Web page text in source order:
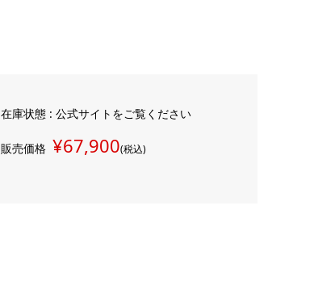
在庫状態 : 公式サイトをご覧ください
販売価格 ¥67,900(税込)